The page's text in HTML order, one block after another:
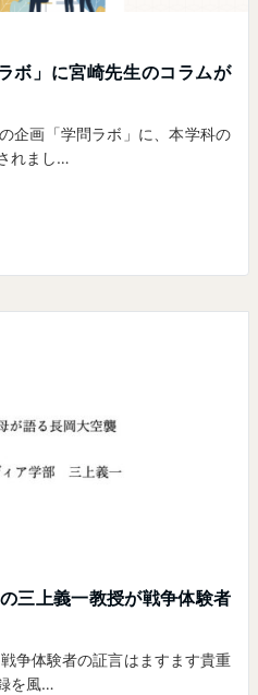
ボ」に宮崎先生のコラムが
企画「学問ラボ」に、本学科の
れまし…
上義一教授が戦争体験者
争体験者の証言はますます貴重
を風…